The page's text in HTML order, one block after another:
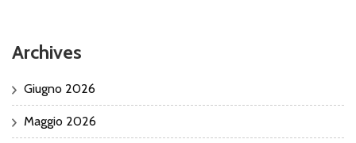
Archives
Giugno 2026
Maggio 2026